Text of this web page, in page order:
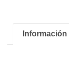
Información